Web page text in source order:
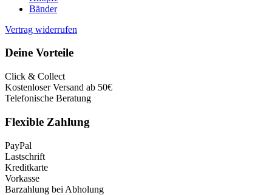
Bänder
Vertrag widerrufen
Deine Vorteile
Click & Collect
Kostenloser Versand ab 50€
Telefonische Beratung
Flexible Zahlung
PayPal
Lastschrift
Kreditkarte
Vorkasse
Barzahlung bei Abholung